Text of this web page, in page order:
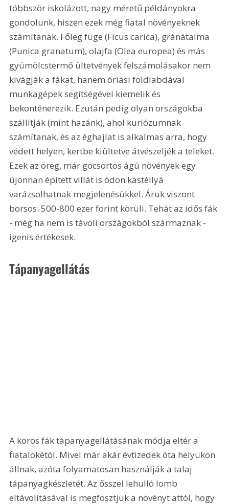
többször iskolázott, nagy méretű példányokra
gondolunk, hiszen ezek még fiatal növényeknek
számítanak. Főleg füge (Ficus carica), gránátalma
(Punica granatum), olajfa (Olea europea) és más
gyümölcstermő ültetvények felszámolásakor nem
kivágják a fákat, hanem óriási földlabdával
munkagépek segítségével kiemelik és
bekonténerezik. Ezután pedig olyan országokba
szállítják (mint hazánk), ahol kuriózumnak
számítanak, és az éghajlat is alkalmas arra, hogy
védett helyen, kertbe kiültetve átvészeljék a teleket.
Ezek az öreg, már göcsörtös ágú növények egy
újonnan épített villát is ódon kastéllyá
varázsolhatnak megjelenésükkel. Áruk viszont
borsos: 500-800 ezer forint körüli. Tehát az idős fák
- még ha nem is távoli országokból származnak -
igenis értékesek.
Tápanyagellátás
A koros fák tápanyagellátásának módja eltér a
fiatalokétól. Mivel már akár évtizedek óta helyükön
állnak, azóta folyamatosan használják a talaj
tápanyagkészletét. Az ősszel lehulló lomb
eltávolításával is megfosztjuk a növényt attól, hogy